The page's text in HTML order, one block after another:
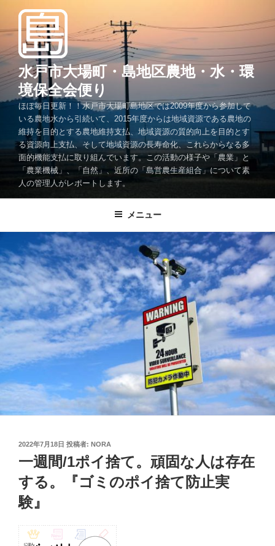
テ
ン
へ
水戸市大場町・島地区農地・水・環
境保全会便り
ほぼ毎日更新！！水戸市大場町島地区では2009年度から参加して
いる農地水から引続いて、2015年度からは地域資源である農地の
維持を目的とする農地維持支払、地域資源の質的向上を目的とす
る資源向上支払、そして地域資源の長寿命化、これらからなる多
面的機能支払に取り組んでいます。この活動の様子や「農業」と
「農業機械」、「自然」、近所の「島営農生産組合」について素
人の管理人がレポートします。
メニュー
投
2022年7月18日 投稿者: NORA
一週間/1ポイ捨て。頑固な人は存在
する。『ゴミのポイ捨て防止実
験』